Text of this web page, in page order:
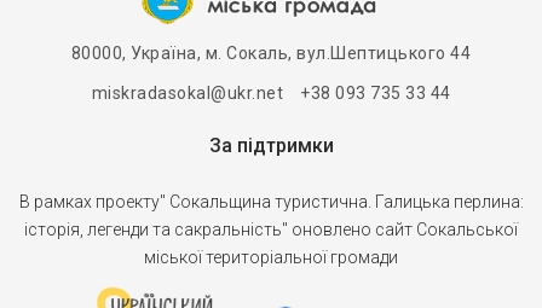
80000, Україна, м. Сокаль, вул.Шептицького 44
miskradasokal@ukr.net +38 093 735 33 44
За підтримки
В рамках проекту" Сокальщина туристична. Галицька перлина:
історія, легенди та сакральність" оновлено сайт Сокальської
міської територіальної громади